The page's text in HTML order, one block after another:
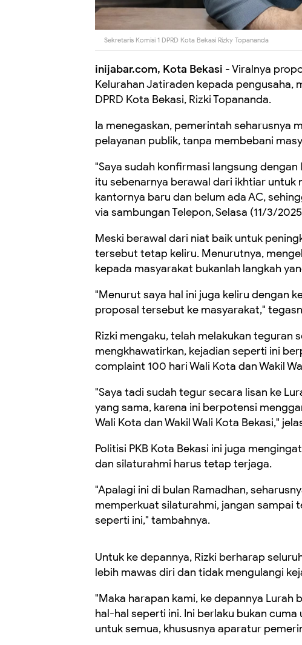
Sekretaris Komisi 1 DPRD Kota Bekasi Rizky Topananda
inijabar.com, Kota Bekasi - Viralnya
Kelurahan Jatiraden kepada pengusaha,
DPRD Kota Bekasi, Rizki Topananda.
Ia menegaskan, pemerintah seharusnya
pelayanan publik, tanpa membebani
"Saya sudah konfirmasi langsung
itu sebenarnya berawal dari ikhtiar untuk
kantornya baru dan belum ada AC,
via sambungan Telepon, Selasa (11/3/
Meski berawal dari niat baik untuk
tersebut tetap keliru. Menurutnya,
kepada masyarakat bukanlah langkah
"Menurut saya hal ini juga keliru dengan
proposal tersebut ke masyarakat,"
Rizki mengaku, telah melakukan teguran
mengkhawatirkan, kejadian seperti ini
complaint 100 hari Wali Kota dan Wakil
"Saya tadi sudah tegur secara lisan ke
yang sama, karena ini berpotensi
Wali Kota dan Wakil Wali Kota Bekasi,"
Politisi PKB Kota Bekasi ini juga
dan silaturahmi harus tetap terjaga.
"Apalagi ini di bulan Ramadhan,
memperkuat silaturahmi, jangan sampai
seperti ini," tambahnya.
Untuk ke depannya, Rizki berharap
lebih mawas diri dan tidak mengulangi
"Maka harapan kami, ke depannya
hal-hal seperti ini. Ini berlaku bukan
untuk semua, khususnya aparatur